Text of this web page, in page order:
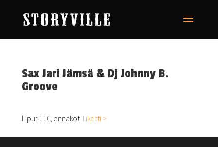
Sax Jari Jämsä & Dj Johnny B.
Groove
Liput 11€, ennakotTiketti >